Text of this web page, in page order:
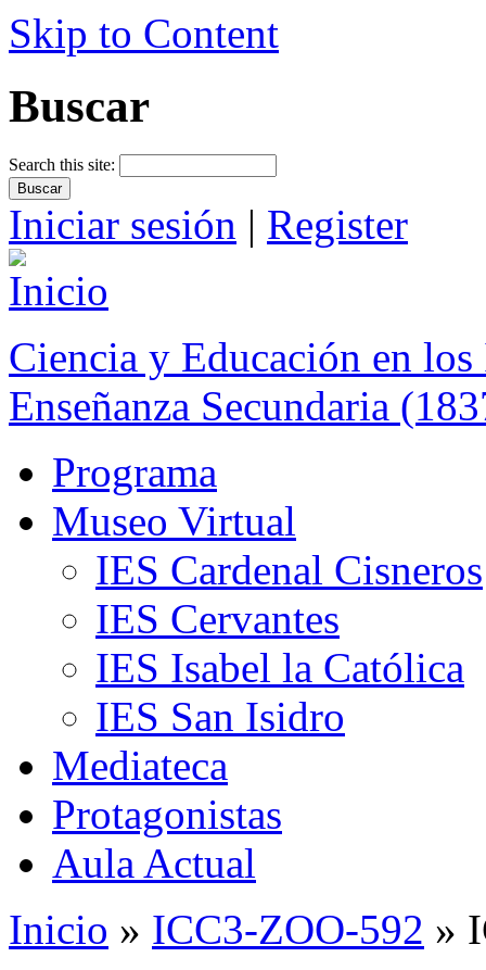
Skip to Content
Buscar
Search this site:
Iniciar sesión | Register
Ciencia y Educación en
Enseñanza Secundaria
Programa
Museo Virtual
IES Cardenal Cisneros
IES Cervantes
IES Isabel la Católica
IES San Isidro
Mediateca
Protagonistas
Aula Actual
Inicio » ICC3-ZOO-592 »